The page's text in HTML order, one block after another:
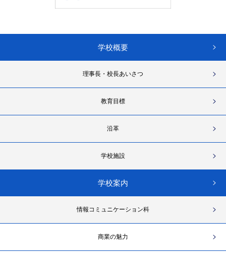
学校概要
理事長・校長あいさつ
教育目標
沿革
学校施設
学校案内
情報コミュニケーション科
商業の魅力